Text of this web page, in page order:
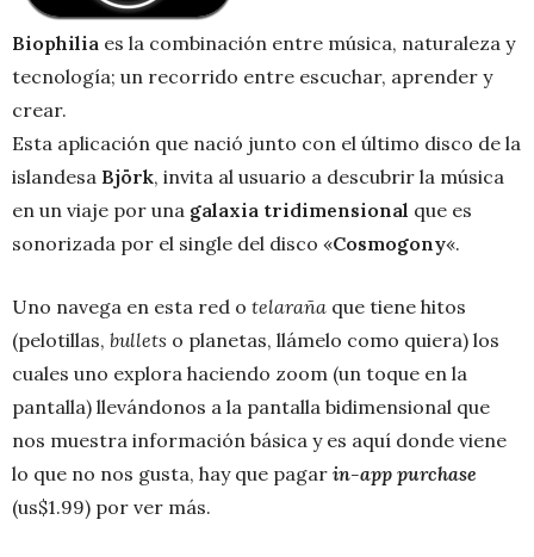
Biophilia es la combinación entre música, naturaleza y
tecnología; un recorrido entre escuchar, aprender y
crear.
Esta aplicación que nació junto con el último disco de la
islandesa Björk, invita al usuario a descubrir la música
en un viaje por una galaxia tridimensional que es
sonorizada por el single del disco «Cosmogony«.
Uno navega en esta red o telaraña que tiene hitos
(pelotillas, bullets o planetas, llámelo como quiera) los
cuales uno explora haciendo zoom (un toque en la
pantalla) llevándonos a la pantalla bidimensional que
nos muestra información básica y es aquí donde viene
lo que no nos gusta, hay que pagar in-app purchase
(us$1.99) por ver más.